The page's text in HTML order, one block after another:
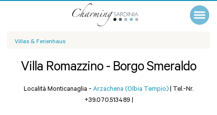
Villas & Ferienhaus
Villa Romazzino - Borgo Smeraldo
Località Monticanaglia - Arzachena (Olbia Tempio) | Tel.-Nr.
+39.070.513489 |